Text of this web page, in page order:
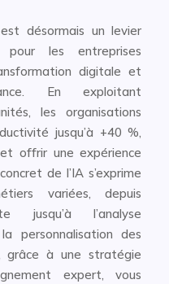
désormais un levier
pour les entreprises
digitale et
En exploitant
les organisations
jusqu’à +40 %,
offrir une expérience
de l’IA s’exprime
variées, depuis
jusqu’à l’analyse
personnalisation des
grâce à une stratégie
expert, vous